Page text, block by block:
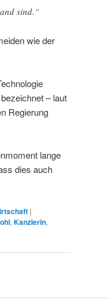
sind.“
wie der
– laut
Regierung
lange
dies auch
|
, Kanzlerin,